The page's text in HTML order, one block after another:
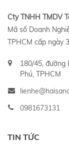
Cty TNHH TMDV
Mã số Doanh
TPHCM cấp ngày
180/45, đường
Phú, TPHCM
0981673131
TIN TỨC